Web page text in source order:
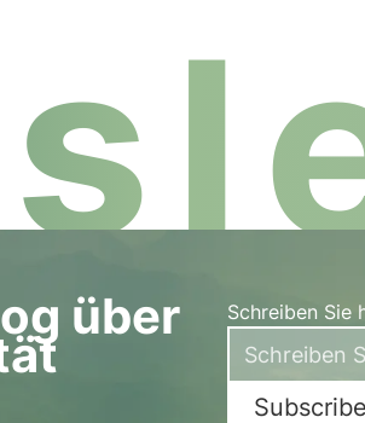
über Schreiben Sie
Subscribe